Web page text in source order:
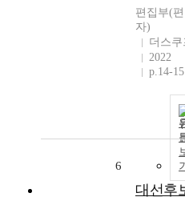
편집부(
자)
더스쿠
2022
p.14-15
6
대선후